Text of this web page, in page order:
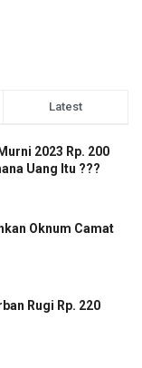
Latest
2023 Rp. 200
Uang Itu ???
Oknum Camat
Rugi Rp. 220